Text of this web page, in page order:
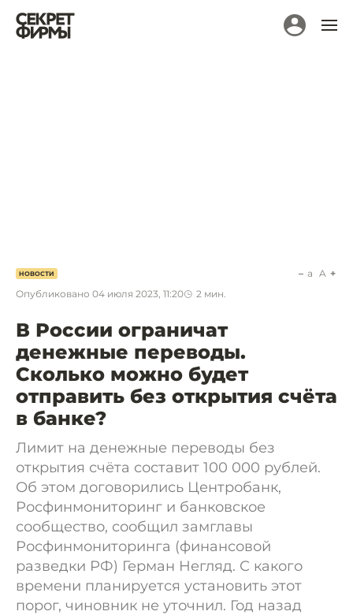
НОВОСТИ
Опубликовано 04 июля 2023, 11:20 2 мин.
a A
В России ограничат
денежные переводы.
Сколько можно будет
отправить без открытия счёта
в банке?
Лимит на денежные переводы без
открытия счёта составит 100 000 рублей.
Об этом договорились Центробанк,
Росфинмониторинг и банковское
сообщество, сообщил замглавы
Росфинмониторинга (финансовой
разведки РФ) Герман Негляд. С какого
времени планируется установить этот
порог, чиновник не уточнил. Год назад